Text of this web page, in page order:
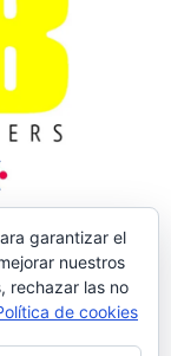
| Tema
garantizar el
nuestros
rechazar las no
de cookies